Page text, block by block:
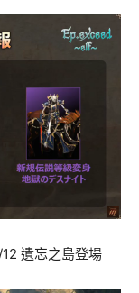
遺忘之島登場